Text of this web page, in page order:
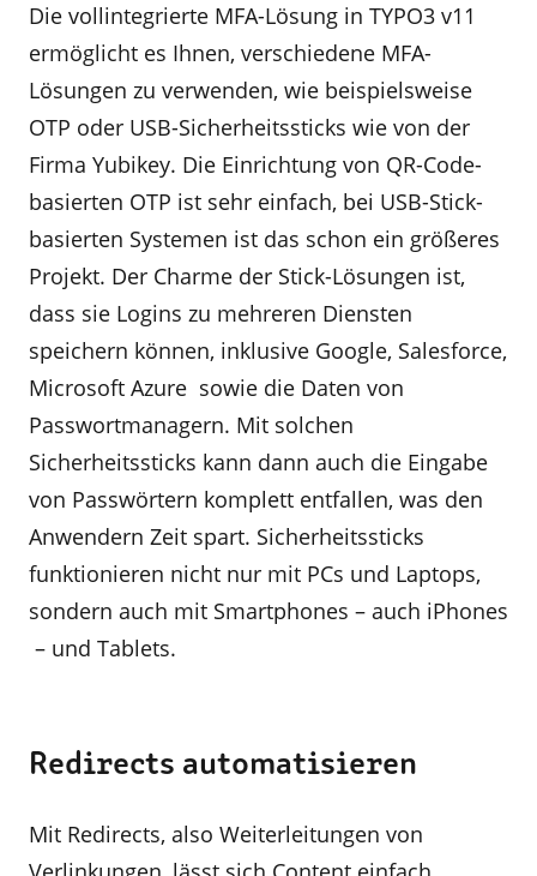
Die vollintegrierte MFA-Lösung in TYPO3 v11
ermöglicht es Ihnen, verschiedene MFA-
Lösungen zu verwenden, wie beispielsweise
OTP oder USB-Sicherheitssticks wie von der
Firma Yubikey. Die Einrichtung von QR-Code-
basierten OTP ist sehr einfach, bei USB-Stick-
basierten Systemen ist das schon ein größeres
Projekt. Der Charme der Stick-Lösungen ist,
dass sie Logins zu mehreren Diensten
speichern können, inklusive Google, Salesforce,
Microsoft Azure sowie die Daten von
Passwortmanagern. Mit solchen
Sicherheitssticks kann dann auch die Eingabe
von Passwörtern komplett entfallen, was den
Anwendern Zeit spart. Sicherheitssticks
funktionieren nicht nur mit PCs und Laptops,
sondern auch mit Smartphones – auch iPhones
– und Tablets.
Redirects automatisieren
Mit Redirects, also Weiterleitungen von